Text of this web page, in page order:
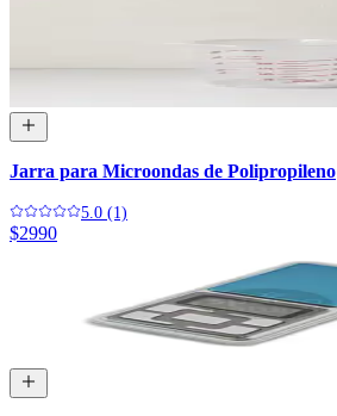
Jarra para Microondas de Polipropileno
5.0 (1)
$2990